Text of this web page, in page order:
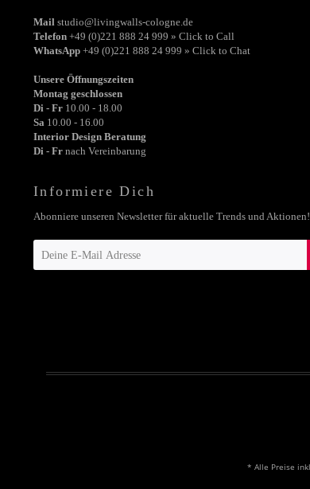
Mail studio@livingwalls-cologne.de
Telefon +49 (0)221 888 24 999 » Click to Call
WhatsApp +49 (0)221 888 24 999 » Click to Chat
Unsere Öffnungszeiten
Montag geschlossen
Di - Fr 10.00 - 18.00
Sa 10.00 - 16.00
Interior Design Beratung
Di - Fr nach Vereinbarung
Informiere Dich
Abonniere unseren Newsletter für aktuelle Trends und Aktionen!
* Alle Preise